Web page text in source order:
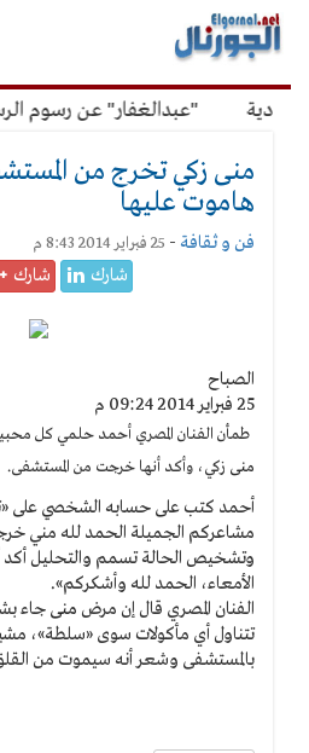
القائمة
الرئيسية
"عبدالغفار" عن رسوم
منى زكي تخرج من
هاموت عليها
فن و ثقافة - 25 فبراير 2014 8:43 م
شارك شارك
الصباح
25 فبراير 2014 09:24 م
طمأن الفنان المصري أحمد حلمي كل
منى زكي، وأكد أنها خرجت من المستشفى.
أحمد كتب على حسابه الشخصي على
مشاعركم الجميلة الحمد لله مني
وتشخيص الحالة تسمم والتحليل
الأمعاء، الحمد لله وأشكركم».
الفنان المصري قال إن مرض منى جاء
تتناول أي مأكولات سوى «سلطة»،
بالمستشفى وشعر أنه سيموت من